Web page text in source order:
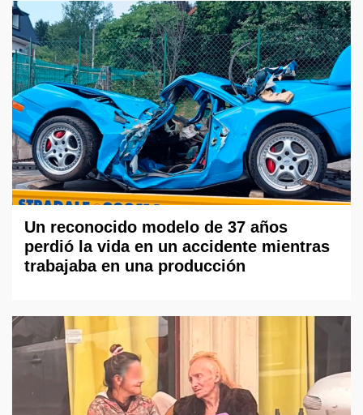
Un reconocido modelo de 37 años
perdió la vida en un accidente mientras
trabajaba en una producción